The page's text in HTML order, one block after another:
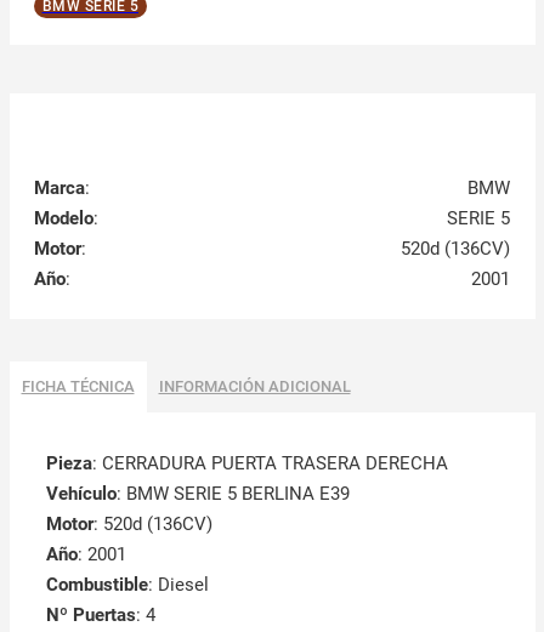
BMW SERIE 5
Marca:
BMW
Modelo:
SERIE 5
Motor:
520d (136CV)
Año: 2001
FICHA TÉCNICA INFORMACIÓN ADICIONAL
Pieza: CERRADURA PUERTA TRASERA DERECHA
Vehículo: BMW SERIE 5 BERLINA E39
Motor: 520d (136CV)
Año: 2001
Combustible: Diesel
Nº Puertas: 4